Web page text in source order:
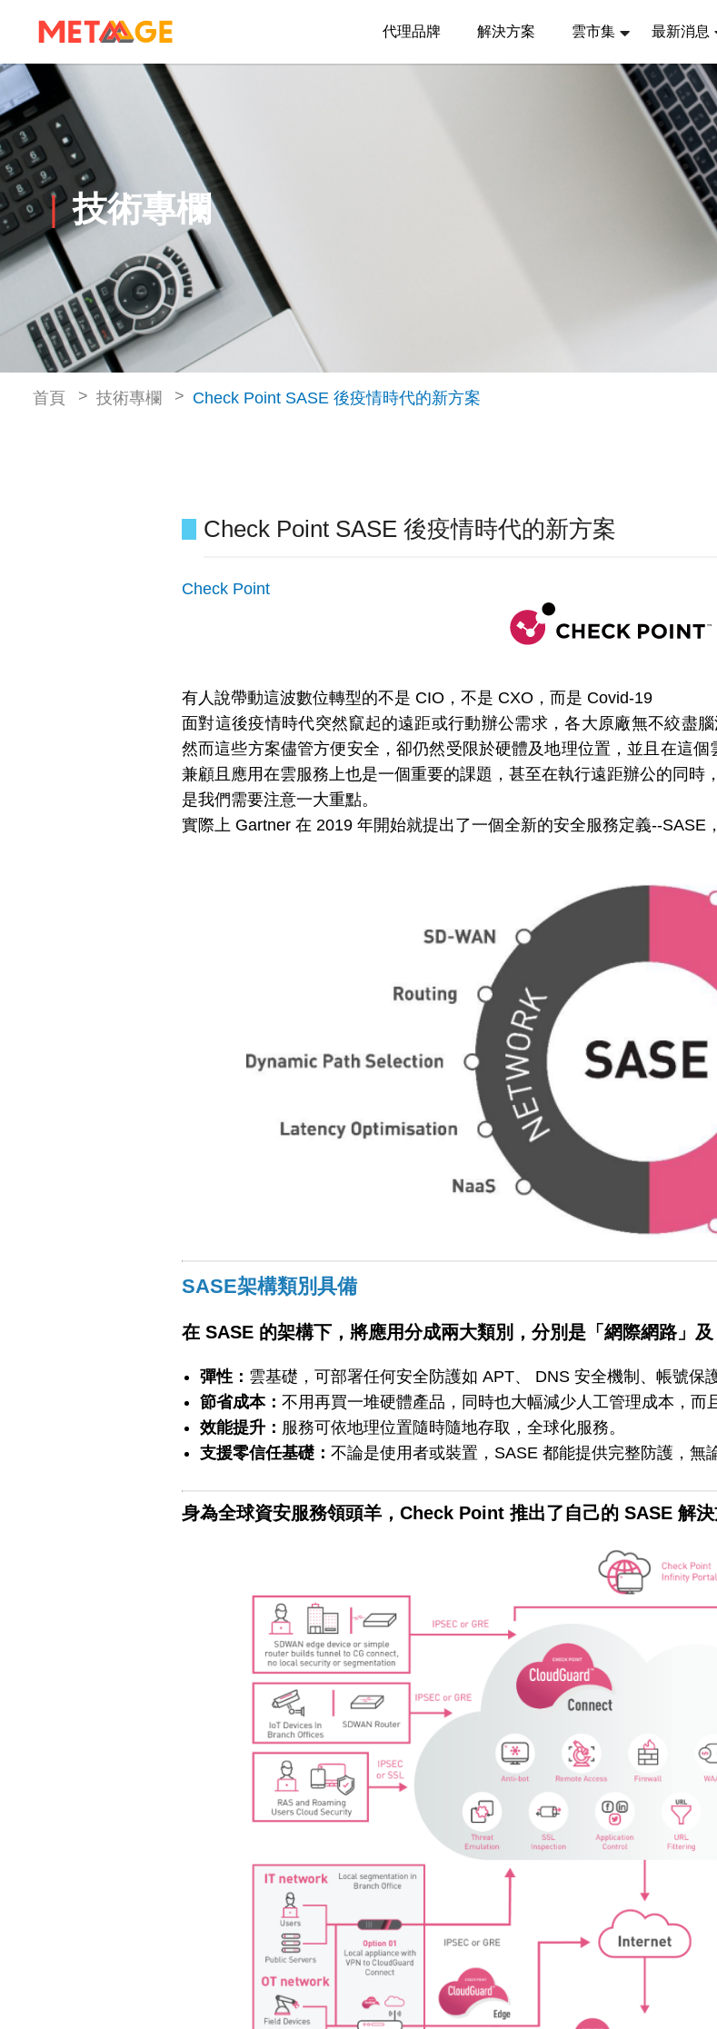
代理品牌 解決方案 雲市集 最新消息
技術專欄
首頁 技術專欄 Check Point SASE 後疫情時代的新方案
Check Point SASE 後疫情時代的新方案
Check Point
有人說帶動這波數位轉型的不是 CIO，不是 CXO，而是 Covid-19
面對這後疫情時代突然竄起的遠距或行動辦公需求，各大原廠無不絞盡
然而這些方案儘管方便安全，卻仍然受限於硬體及地理位置，並且在這
兼顧且應用在雲服務上也是一個重要的課題，甚至在執行遠距辦公的同時
是我們需要注意一大重點。
實際上 Gartner 在 2019 年開始就提出了一個全新的安全服務定義--SASE
SASE架構類別具備
在 SASE 的架構下，將應用分成兩大類別，分別是「網際網路」
彈性： 雲基礎，可部署任何安全防護如 APT、 DNS 安全機制、帳號保
節省成本： 不用再買一堆硬體產品，同時也大幅減少人工管理成本，而
效能提升： 服務可依地理位置隨時隨地存取，全球化服務。
支援零信任基礎： 不論是使用者或裝置，SASE 都能提供完整防護，無
身為全球資安服務領頭羊，Check Point 推出了自己的 SASE 解決